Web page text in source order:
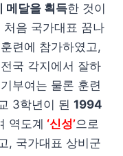
메달을 획득한 것이
음 국가대표 꿈나
련에 참가하였고,
국 각지에서 잘하
부여는 물론 훈련
3학년이 된 1994
역도계 ‘신성’으로
, 국가대표 상비군